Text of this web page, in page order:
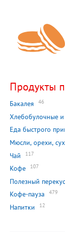
Продукты
Бакалея 46
Хлебобулочные и
Еда быстрого
Мюсли, орехи,
Чай 117
Кофе 107
Полезный перекус
Кофе-пауза 479
Напитки 12